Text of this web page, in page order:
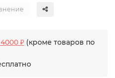
₽ (кроме товаров по